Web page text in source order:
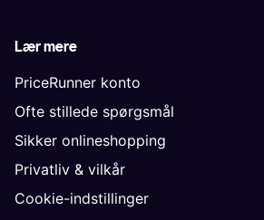
Lær mere
PriceRunner konto
Ofte stillede spørgsmål
Sikker onlineshopping
Privatliv & vilkår
Cookie-indstillinger